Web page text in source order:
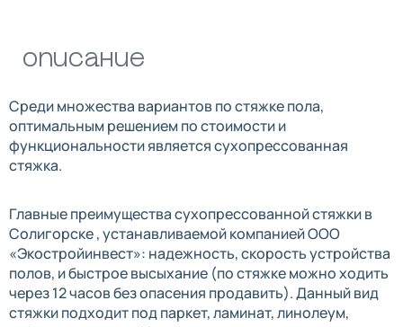
Описание
Среди множества вариантов по стяжке пола,
оптимальным решением по стоимости и
функциональности является сухопрессованная
стяжка.
Главные преимущества сухопрессованной стяжки в
Солигорске , устанавливаемой компанией ООО
«Экостройинвест»: надежность, скорость устройства
полов, и быстрое высыхание (по стяжке можно ходить
через 12 часов без опасения продавить). Данный вид
стяжки подходит под паркет, ламинат, линолеум,